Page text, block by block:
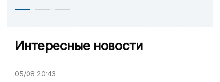
Интересные новости
05/08 20:43